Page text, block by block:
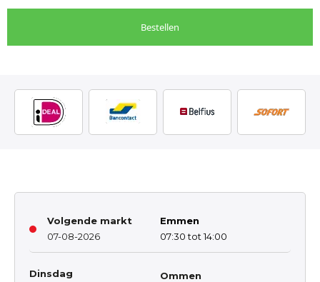
Bestellen
Volgende markt
07-08-2026
Emmen
07:30 tot 14:00
Dinsdag
Ommen